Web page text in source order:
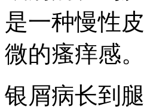
是一种慢性
微的瘙痒感
银屑病长到